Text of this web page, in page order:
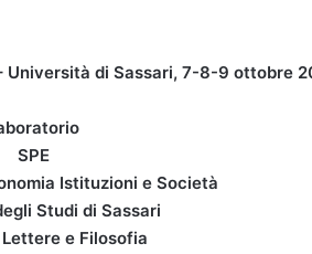
Università di Sassari, 7-8-9 ottobre
SPE
Istituzioni e Società
Studi di Sassari
e Filosofia